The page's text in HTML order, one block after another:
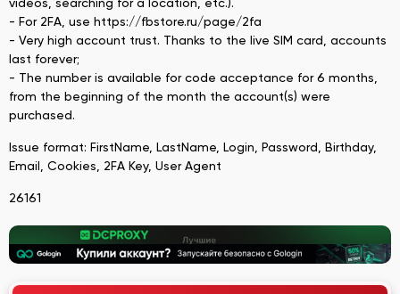
- For 2FA, use https://fbstore.ru/page/2fa
- Very high account trust. Thanks to the live SIM card, accounts
last forever;
- The number is available for code acceptance for 6 months,
from the beginning of the month the account(s) were
purchased.
Issue format: FirstName, LastName, Login, Password, Birthday,
Email, Cookies, 2FA Key, User Agent
26161